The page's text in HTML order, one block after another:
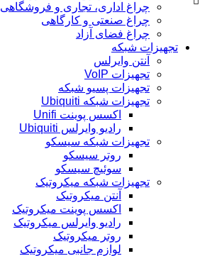
چراغ اداری، تجاری و فروشگاهی
چراغ صنعتی و کارگاهی
چراغ فضای آزاد
تجهیزات شبکه
آنتن وایرلس
تجهیزات VoIP
تجهیزات پسیو شبکه
تجهیزات شبکه Ubiquiti
اکسس پوینت Unifi
رادیو وایرلس Ubiquiti
تجهیزات شبکه سیسکو
روتر سیسکو
سوئیچ سیسکو
تجهیزات شبکه میکروتیک
آنتن میکروتیک
اکسس پوینت میکروتیک
رادیو وایرلس میکروتیک
روتر میکروتیک
لوازم جانبی میکروتیک